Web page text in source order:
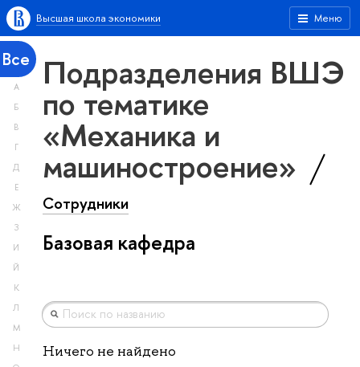
Меню
Высшая школа экономики
Все
А
Б
В
Г
Д
Е
Ж
З
И
Й
К
Л
М
Н
Подразделения ВШЭ
по тематике
«Механика и
машиностроение»
Сотрудники
Базовая кафедра
Ничего не найдено